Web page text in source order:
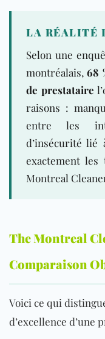
LA RÉALITÉ
Selon une
montréalais,68
de prestataire
raisons :
entre les
d’insécurité lié
exactement
Montreal
The Montreal
Comparaison
Voici ce qui
d’excellence d’une